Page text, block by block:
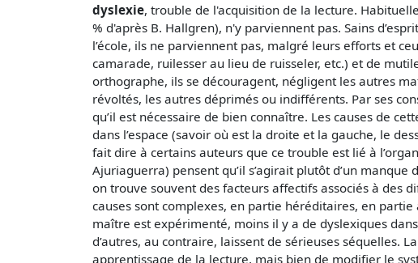
dyslexie, trouble de l'acquisition de la lecture.
% d'après B. Hallgren), n'y parviennent pas. Sains
l’école, ils ne parviennent pas, malgré leurs efforts et
camarade, ruilesser au lieu de ruisseler, etc.) et de
orthographe, ils se découragent, négligent les autres
révoltés, les autres déprimés ou indifférents. Par ses
qu’il est nécessaire de bien connaître. Les causes de
dans l’espace (savoir où est la droite et la gauche, le
fait dire à certains auteurs que ce trouble est lié à
Ajuriaguerra) pensent qu’il s’agirait plutôt d’un
on trouve souvent des facteurs affectifs associés à des
causes sont complexes, en partie héréditaires, en
maître est expérimenté, moins il y a de dyslexiques
d’autres, au contraire, laissent de sérieuses séquelles.
apprentissage de la lecture, mais bien de modifier le